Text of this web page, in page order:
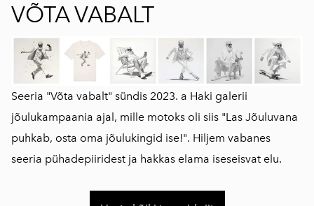
VÕTA VABALT
Seeria "Võta vabalt" sündis 2023. a Haki galerii
jõulukampaania ajal, mille motoks oli siis "Las Jõuluvana
puhkab, osta oma jõulukingid ise!". Hiljem vabanes
seeria pühadepiiridest ja hakkas elama iseseisvat elu.